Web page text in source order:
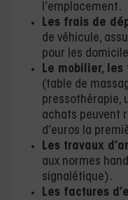
l’emplacement.
Les frais de
de véhicule,
pour les
Le mobilier,
(table de
pressothérapie,
achats peuvent
d’euros la
Les travaux
aux normes
signalétique).
Les factures